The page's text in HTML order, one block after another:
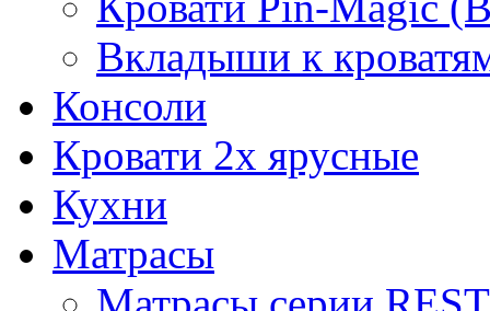
Вкладыши к
Консоли
Кровати 2х ярусные
Кухни
Матрасы